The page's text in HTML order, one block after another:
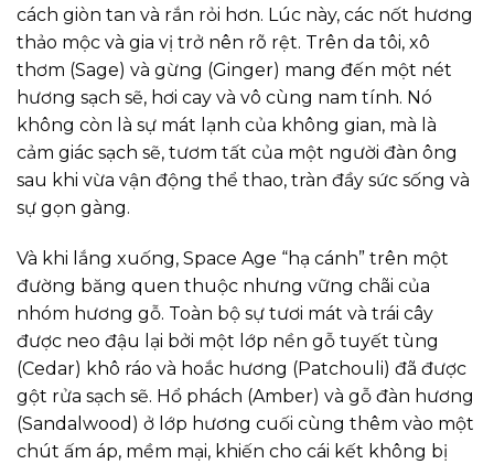
cách giòn tan và rắn rỏi hơn. Lúc này, các nốt hương
thảo mộc và gia vị trở nên rõ rệt. Trên da tôi, xô
thơm (Sage) và gừng (Ginger) mang đến một nét
hương sạch sẽ, hơi cay và vô cùng nam tính. Nó
không còn là sự mát lạnh của không gian, mà là
cảm giác sạch sẽ, tươm tất của một người đàn ông
sau khi vừa vận động thể thao, tràn đầy sức sống và
sự gọn gàng.
Và khi lắng xuống, Space Age “hạ cánh” trên một
đường băng quen thuộc nhưng vững chãi của
nhóm hương gỗ. Toàn bộ sự tươi mát và trái cây
được neo đậu lại bởi một lớp nền gỗ tuyết tùng
(Cedar) khô ráo và hoắc hương (Patchouli) đã được
gột rửa sạch sẽ. Hổ phách (Amber) và gỗ đàn hương
(Sandalwood) ở lớp hương cuối cùng thêm vào một
chút ấm áp, mềm mại, khiến cho cái kết không bị